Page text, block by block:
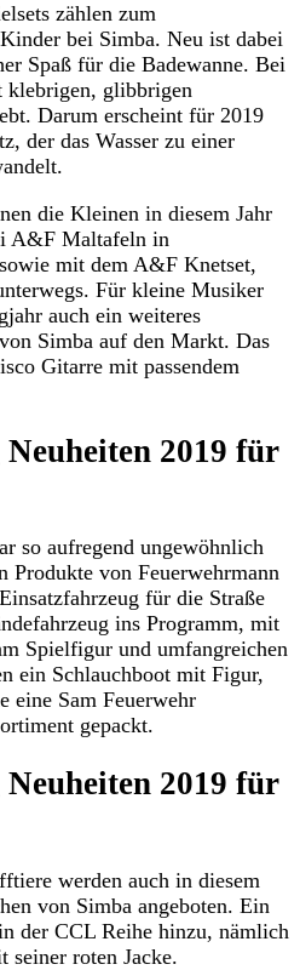
zählen zum
bei Simba. Neu ist dabei
Spaß für die Badewanne. Bei
klebrigen, glibbrigen
Darum erscheint für 2019
der das Wasser zu einer
die Kleinen in diesem Jahr
A&F Maltafeln in
mit dem A&F Knetset,
Für kleine Musiker
auch ein weiteres
Simba auf den Markt. Das
Gitarre mit passendem
Neuheiten 2019 für
so aufregend ungewöhnlich
Produkte von Feuerwehrmann
für die Straße
ins Programm, mit
Spielfigur und umfangreichen
ein Schlauchboot mit Figur,
eine Sam Feuerwehr
gepackt.
Neuheiten 2019 für
werden auch in diesem
von Simba angeboten. Ein
der CCL Reihe hinzu, nämlich
seiner roten Jacke.